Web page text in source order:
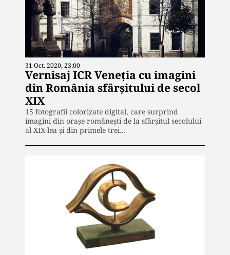
31 Oct. 2020, 23:00
Vernisaj ICR Veneţia cu imagini
din România sfârşitului de secol
XIX
15 fotografii colorizate digital, care surprind
imagini din oraşe româneşti de la sfârşitul secolului
al XIX-lea şi din primele trei…